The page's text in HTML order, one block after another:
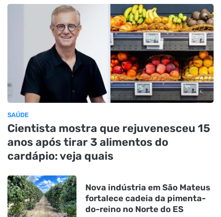
SAÚDE
Cientista mostra que rejuvenesceu 15
anos após tirar 3 alimentos do
cardápio: veja quais
Nova indústria em São Mateus
fortalece cadeia da pimenta-
do-reino no Norte do ES